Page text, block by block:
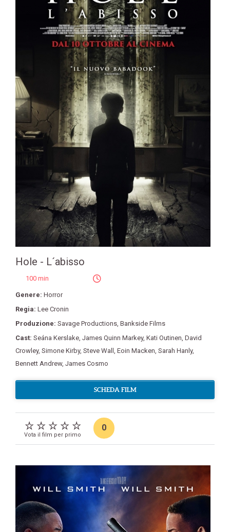
Hole - L´abisso
100 min
Genere: Horror
Regia: Lee Cronin
Produzione: Savage Productions, Bankside Films
Cast: Seána Kerslake, James Quinn Markey, Kati Outinen, David
Crowley, Simone Kirby, Steve Wall , Eoin Macken, Sarah Hanly,
Bennett Andrew, James Cosmo
SCHEDA FILM
Vota il film per primo
0